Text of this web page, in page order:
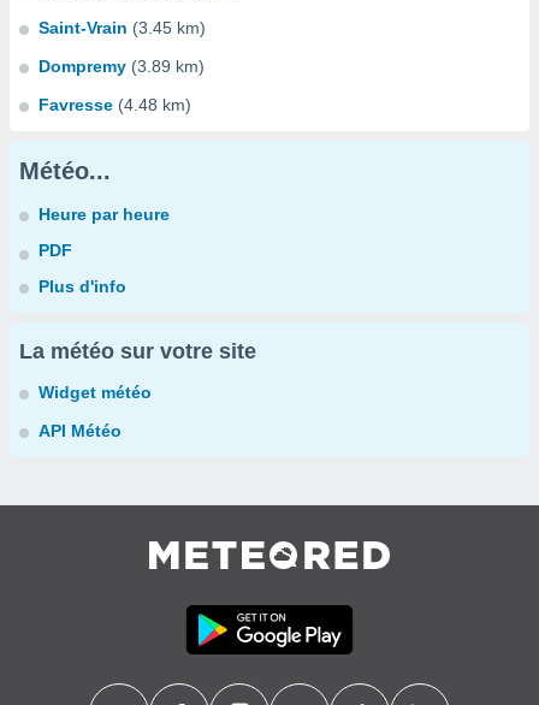
Saint-Vrain (3.45 km)
Dompremy (3.89 km)
Favresse (4.48 km)
Météo...
Heure par heure
PDF
Plus d'info
La météo sur votre site
Widget météo
API Météo